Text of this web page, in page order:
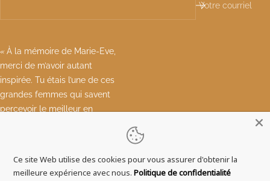
Votre courriel
«À la mémoire de Marie-Eve,
merci de m’avoir autant
inspirée. Tu étais l’une de ces
grandes femmes qui savent
percevoir le meilleur en
© 2026 Miels Liaison | Ce site web a été financé par le biais du
Ce site Web utilise des cookies pour vous assurer d'obtenir la
meilleure expérience avec nous. Politique de confidentialité